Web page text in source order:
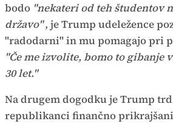
bodo "nekateri od teh študentov
državo", je Trump udeležence
"radodarni" in mu pomagajo pri
"Če me izvolite, bomo to gibanje
30 let."
Na drugem dogodku je Trump
republikanci finančno